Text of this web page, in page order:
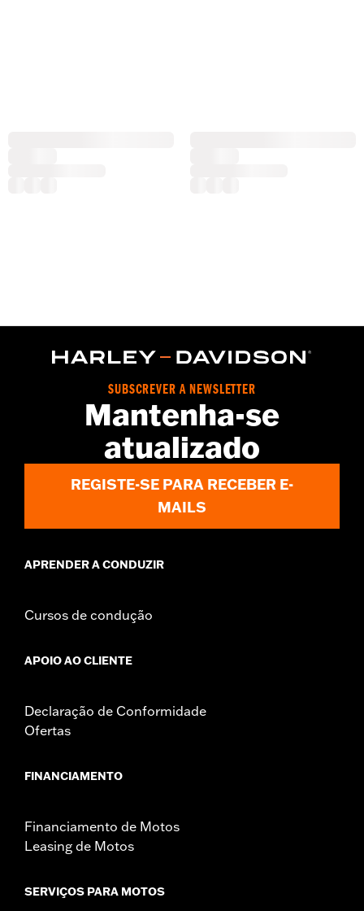
SUBSCREVER A NEWSLETTER
Mantenha-se
atualizado
REGISTE-SE PARA RECEBER E-
MAILS
APRENDER A CONDUZIR
Cursos de condução
APOIO AO CLIENTE
Declaração de Conformidade
Ofertas
FINANCIAMENTO
Financiamento de Motos
Leasing de Motos
SERVIÇOS PARA MOTOS